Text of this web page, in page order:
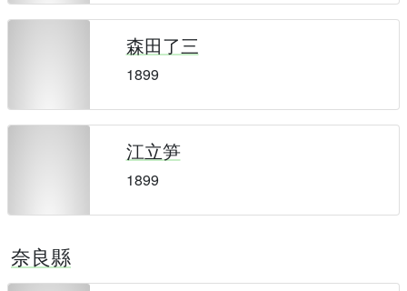
森田了三
1899
江立笋
1899
奈良縣